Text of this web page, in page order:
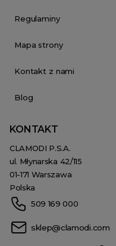
Regulaminy
Mapa strony
Kontakt z nami
Blog
KONTAKT
CLAMODI P.S.A.
ul. Młynarska 42/115
01-171 Warszawa
Polska
509 169 000
sklep@clamodi.com